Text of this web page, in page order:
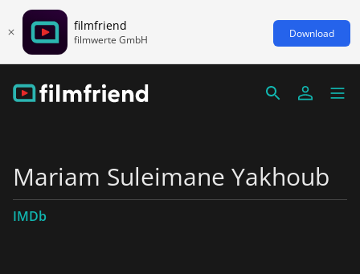
filmfriend
filmwerte GmbH Download
Mariam Suleimane Yakhoub
IMDb